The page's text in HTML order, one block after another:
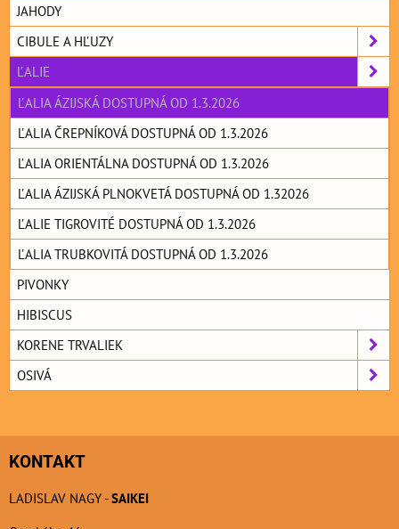
JAHODY
CIBULE A HĽUZY
ĽALIE
ĽALIA ÁZIJSKÁ DOSTUPNÁ OD 1.3.2026
ĽALIA ČREPNÍKOVÁ DOSTUPNÁ OD 1.3.2026
ĽALIA ORIENTÁLNA DOSTUPNÁ OD 1.3.2026
ĽALIA ÁZIJSKÁ PLNOKVETÁ DOSTUPNÁ OD 1.32026
ĽALIE TIGROVITÉ DOSTUPNÁ OD 1.3.2026
ĽALIA TRUBKOVITÁ DOSTUPNÁ OD 1.3.2026
PIVONKY
HIBISCUS
KORENE TRVALIEK
OSIVÁ
KONTAKT
LADISLAV NAGY -SAIKEI